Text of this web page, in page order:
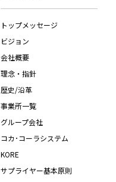
トップメッセージ
ビジョン
会社概要
理念・指針
歴史/沿革
事業所一覧
グループ会社
コカ･コーラシステム
KORE
サプライヤー基本原則